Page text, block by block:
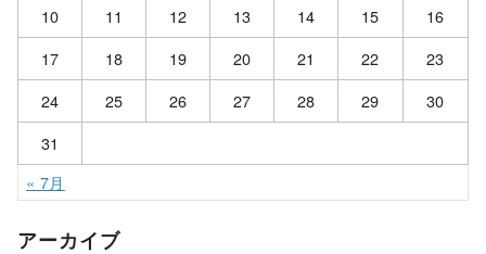
10
11 12 13 14 15
16
17
18 19 20 21 22
23
24
25 26 27 28 29
30
31
« 7月
アーカイブ